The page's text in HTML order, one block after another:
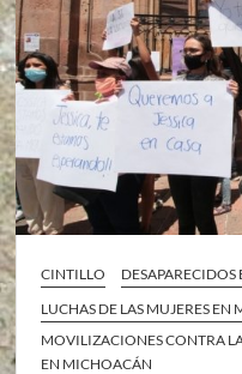
CINTILLO
LUCHAS DE LAS MUJERES EN
MOVILIZACIONES CONTRA
EN MICHOACÁN